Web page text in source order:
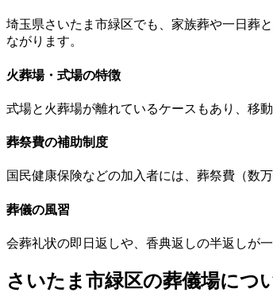
埼玉県さいたま市緑区でも、家族葬や一日葬
ながります。
火葬場・式場の特徴
式場と火葬場が離れているケースもあり、移
葬祭費の補助制度
国民健康保険などの加入者には、葬祭費（数
葬儀の風習
会葬礼状の即日返しや、香典返しの半返しが
さいたま市緑区の葬儀場につ